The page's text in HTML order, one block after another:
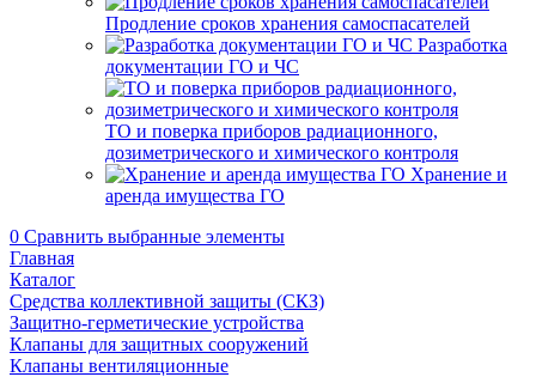
Продление сроков хранения самоспасателей
Разработка
документации ГО и ЧС
ТО и поверка приборов радиационного,
дозиметрического и химического контроля
Хранение и
аренда имущества ГО
0 Сравнить выбранные элементы
Главная
Каталог
Средства коллективной защиты (СКЗ)
Защитно-герметические устройства
Клапаны для защитных сооружений
Клапаны вентиляционные